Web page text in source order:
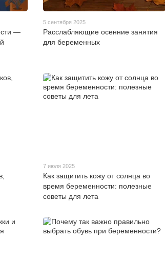
—
5 сентября 2025
Расслабляющие осенние занятия
для беременных
7 июля 2025
Как защитить кожу от солнца во
время беременности: полезные
советы для лета